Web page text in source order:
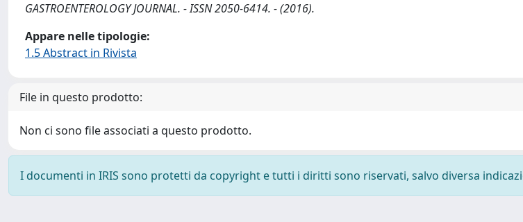
GASTROENTEROLOGY JOURNAL. - ISSN 2050-6414. - (2016).
Appare nelle tipologie:
1.5 Abstract in Rivista
File in questo prodotto:
Non ci sono file associati a questo prodotto.
I documenti in IRIS sono protetti da copyright e tutti i diritti sono riservati, salvo diversa